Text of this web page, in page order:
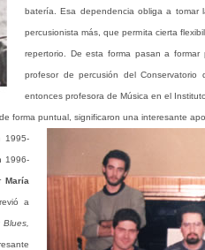
batería. Esa dependencia obliga a
percusionista más, que permita cierta
repertorio. De esta forma pasan a
profesor de percusión del Conservatorio
entonces profesora de Música en el
forma puntual, significaron una interesante
1995-
1996-
María
a